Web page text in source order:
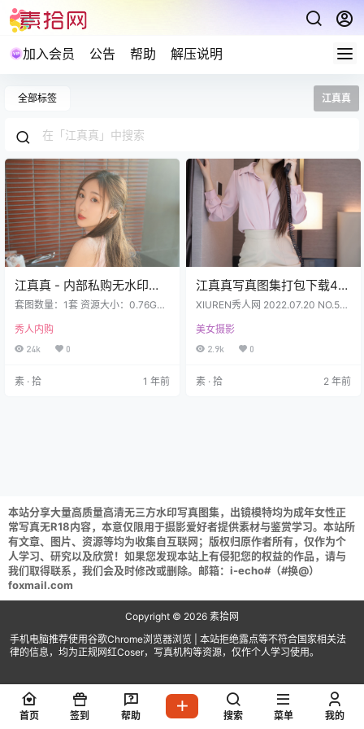
加入会员 公告 帮助 解压说明
全部标签 江真真
江真真 - 内部私购无水印写
真套图1套 760MB
套图数量：1套 资源大小：0.76GB
部浴室 [80P 760MB] 预览图经过裁
剪压缩，包内为原图无水印 江真真
部浴室 [80P 760MB] 解压说明：下
秀人内购
24k 0
素 · 拾 1 年前
江真真写真图集打包下载48
套 30GB
XIUREN秀人网 2022.07.20 NO.53
EN秀人网 2022.07.27 No.5343 江
真真 (80+1P669M) XIUREN秀人网
0 NO.5413 江真真 (70+1P632M) X
美女摄影
2.9k 0
素 · 拾 2 年前
本站分享大量高质量高清无三方水印写真图集，出镜模特均为成年女性正
常写真无R18内容，本意仅限用于摄影爱好者提供素材与鉴赏学习。本站所
有文章、图片、资源等均为收集自互联网；版权归原作者所有，仅作为个
人学习、研究以及欣赏！如果您发现本站上有侵犯您的权益的作品，请与
我们取得联系，我们会及时修改或删除。邮箱：i-echo#（#换@）
foxmail.com
Copyright © 2026 素拾网
手机电脑推荐使用谷歌Chrome浏览器浏览 | 本站拒绝露点等不符合国家相关法
律的信息，均为正规网红Coser，写真机构等资源，仅作个人学习使用。
首页 签到 帮助 搜索 菜单 我的